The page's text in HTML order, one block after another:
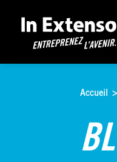
Accueil >
Accueil >